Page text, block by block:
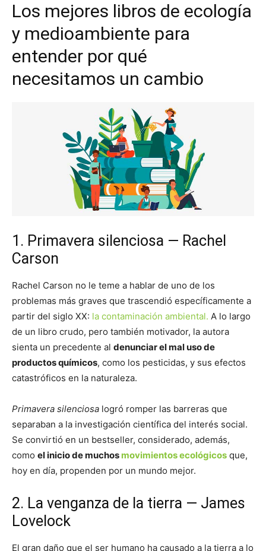
Los mejores libros de ecología
y medioambiente para
entender por qué
necesitamos un cambio
1. Primavera silenciosa — Rachel
Carson
Rachel Carson no le teme a hablar de uno de los
problemas más graves que trascendió específicamente a
partir del siglo XX: la contaminación ambiental. A lo largo
de un libro crudo, pero también motivador, la autora
sienta un precedente al denunciar el mal uso de
productos químicos, como los pesticidas, y sus efectos
catastróficos en la naturaleza.
Primavera silenciosa logró romper las barreras que
separaban a la investigación científica del interés social.
Se convirtió en un bestseller, considerado, además,
como el inicio de muchos movimientos ecológicos que,
hoy en día, propenden por un mundo mejor.
2. La venganza de la tierra — James
Lovelock
El gran daño que el ser humano ha causado a la tierra a lo